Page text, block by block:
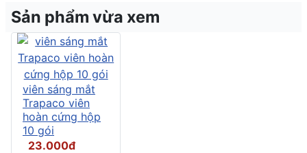
Sản phẩm vừa xem
viên sáng mắt
Trapaco viên
hoàn cứng hộp
10 gói
23.000đ